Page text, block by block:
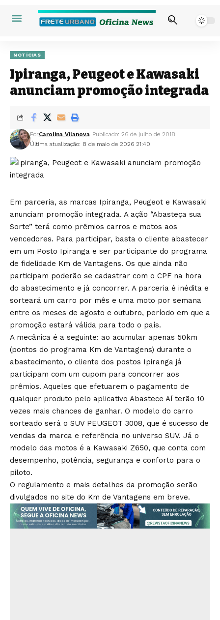
NOTÍCIAS
Ipiranga, Peugeot e Kawasaki
anunciam promoção integrada
Última atualização: 8 de maio de 2026 21:40
PorCarolina Vilanova Publicado: 26 de julho de 2018
Em parceria, as marcas Ipiranga, Peugeot e Kawasaki
anunciam promoção integrada. A ação “Abasteça sua
Sorte” terá como prêmios carros e motos aos
vencedores. Para participar, basta o cliente abastecer
em um Posto Ipiranga e ser participante do programa
de fidelidade Km de Vantagens. Os que ainda não
participam poderão se cadastrar com o CPF na hora
do abastecimento e já concorrer. A parceria é inédita e
sorteará um carro por mês e uma moto por semana
entre os meses de agosto e outubro, período em que a
promoção estará válida para todo o país.
A mecânica é a seguinte: ao acumular apenas 50km
(pontos do programa Km de Vantagens) durante o
abastecimento, o cliente dos postos Ipiranga já
participam com um cupom para concorrer aos
prêmios. Aqueles que efetuarem o pagamento de
qualquer produto pelo aplicativo Abastece Aí terão 10
vezes mais chances de ganhar. O modelo do carro
sorteado será o SUV PEUGEOT 3008, que é sucesso de
vendas da marca e referência no universo SUV. Já o
modelo das motos é a Kawasaki Z650, que conta com
desempenho, potência, segurança e conforto para o
piloto.
O regulamento e mais detalhes da promoção serão
divulgados no site do Km de Vantagens em breve.